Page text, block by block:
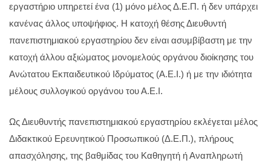
εργαστήριο υπηρετεί ένα (1) μόνο μέλος Δ.Ε.Π. ή δεν υπάρχει
κανένας άλλος υποψήφιος. Η κατοχή θέσης Διευθυντή
πανεπιστημιακού εργαστηρίου δεν είναι ασυμβίβαστη με την
κατοχή άλλου αξιώματος μονομελούς οργάνου διοίκησης του
Ανώτατου Εκπαιδευτικού Ιδρύματος (Α.Ε.Ι.) ή με την ιδιότητα
μέλους συλλογικού οργάνου του Α.Ε.Ι.
Ως Διευθυντής πανεπιστημιακού εργαστηρίου εκλέγεται μέλος
Διδακτικού Ερευνητικού Προσωπικού (Δ.Ε.Π.), πλήρους
απασχόλησης, της βαθμίδας του Καθηγητή ή Αναπληρωτή